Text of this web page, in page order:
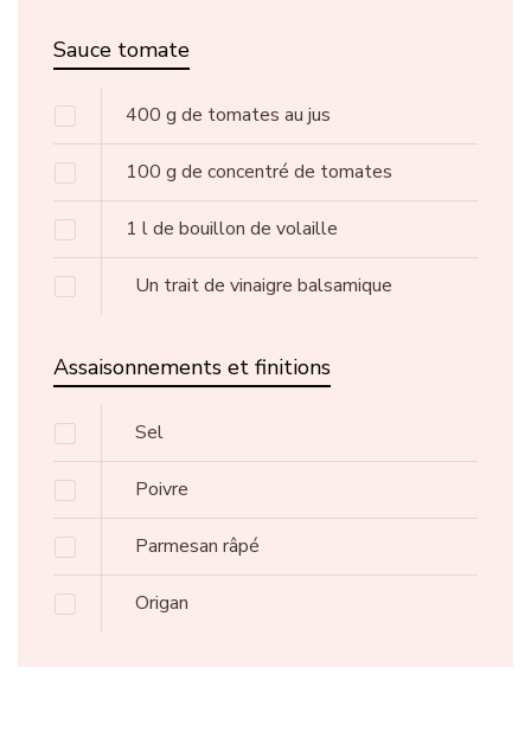
Sauce tomate
400 g de tomates au jus
100 g de concentré de tomates
1 lde bouillon de volaille
Un trait de vinaigre balsamique
Assaisonnements et finitions
Sel
Poivre
Parmesan râpé
Origan